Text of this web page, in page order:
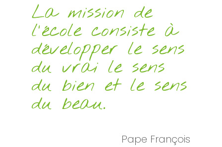
La mission de
l'école consiste à
développer le sens
du vrai le sens
du bien et le sens
du beau.
Pape François